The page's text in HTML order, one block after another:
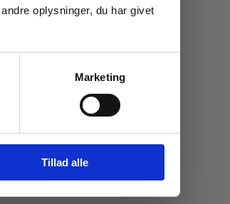
oplysninger, du har givet
Marketing
Tillad alle